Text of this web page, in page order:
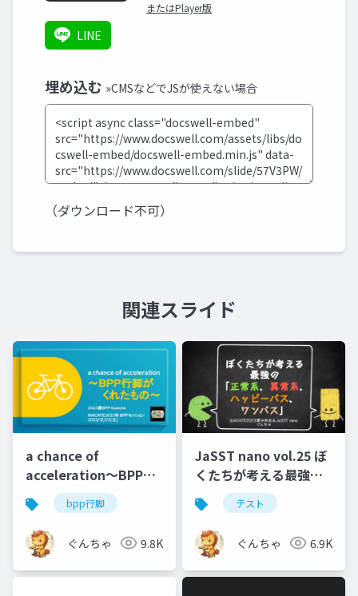
またはPlayer版
LINE
埋め込む »CMSなどでJSが使えない場合
（ダウンロード不可）
関連スライド
a chance of
acceleration〜BPP行
脚がくれたもの〜
bpp行脚
ぐんちゃ 9.8K
JaSST nano vol.25 ぼ
くたちが考える最強の
「正常系、異常系、 ハ
ッピーパス、ワンパ
ス」
テスト
ぐんちゃ 6.9K